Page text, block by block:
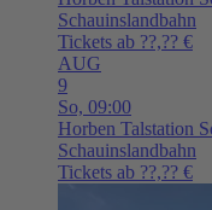
Schauinslandbahn
Tickets ab ??,?? €
AUG
9
So, 09:00
Horben Talstation
Schauinslandbahn
Tickets ab ??,?? €